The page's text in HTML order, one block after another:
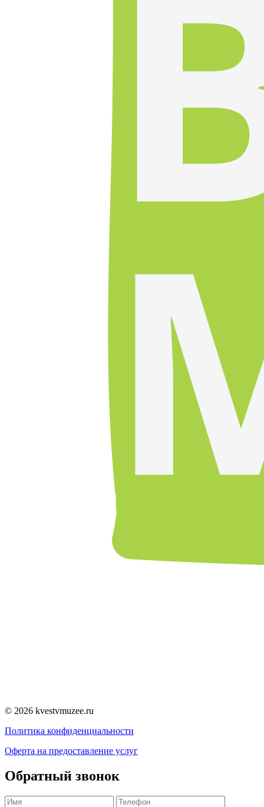
© 2026 kvestvmuzee.ru
Политика конфиденциальности
Оферта на предоставление услуг
Обратный звонок